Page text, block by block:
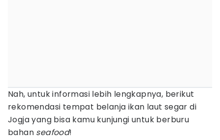
Nah, untuk informasi lebih lengkapnya, berikut
rekomendasi tempat belanja ikan laut segar di
Jogja yang bisa kamu kunjungi untuk berburu
bahan seafood!